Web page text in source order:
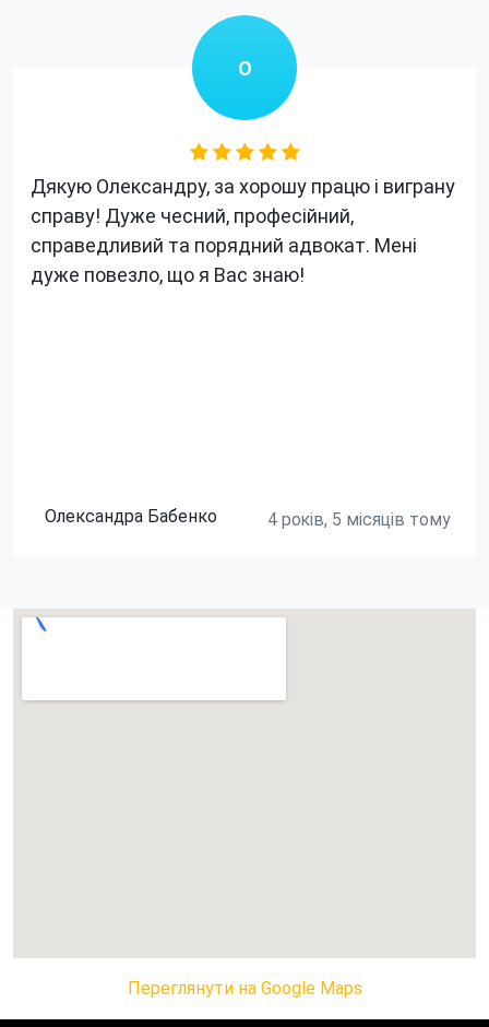
О
Дякую Олександру, за хорошу працю і виграну
справу! Дуже чесний, професійний,
справедливий та порядний адвокат. Мені
дуже повезло, що я Вас знаю!
Олександра Бабенко 4 років, 5 місяців тому
Переглянути на Google Maps